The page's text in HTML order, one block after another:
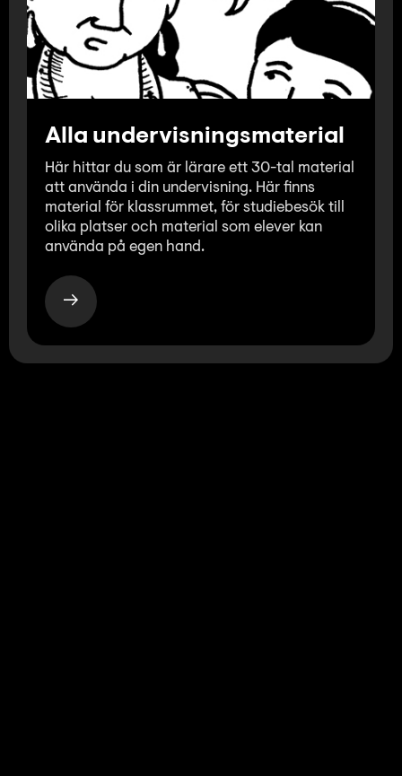
Alla undervisningsmaterial
Här hittar du som är lärare ett 30-tal material
att använda i din undervisning. Här finns
material för klassrummet, för studiebesök till
olika platser och material som elever kan
använda på egen hand.